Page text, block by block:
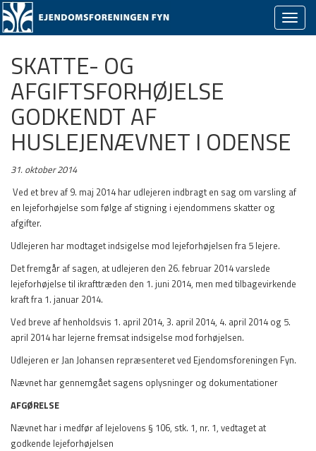
Skjul/
SKATTE- OG
AFGIFTSFORHØJELSE
GODKENDT AF
HUSLEJENÆVNET I ODENSE
31. oktober 2014
Ved et brev af 9. maj 2014 har udlejeren indbragt en sag om varsling af
en lejeforhøjelse som følge af stigning i ejendommens skatter og
afgifter.
Udlejeren har modtaget indsigelse mod lejeforhøjelsen fra 5 lejere.
Det fremgår af sagen, at udlejeren den 26. februar 2014 varslede
lejeforhøjelse til ikrafttræden den 1. juni 2014, men med tilbagevirkende
kraft fra 1. januar 2014.
Ved breve af henholdsvis 1. april 2014, 3. april 2014, 4. april 2014 og 5.
april 2014 har lejerne fremsat indsigelse mod forhøjelsen.
Udlejeren er Jan Johansen repræsenteret ved Ejendomsforeningen Fyn.
Nævnet har gennemgået sagens oplysninger og dokumentationer
AFGØRELSE
Nævnet har i medfør af lejelovens § 106, stk. 1, nr. 1, vedtaget at
godkende lejeforhøjelsen